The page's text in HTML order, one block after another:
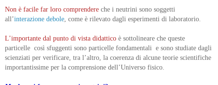
Non è facile far loro comprendere che i neutrini sono soggetti
all’interazione debole , come è rilevato dagli esperimenti di laboratorio.
L’importante dal punto di vista didattico è sottolineare che queste
particelle così sfuggenti sono particelle fondamentali e sono studiate dagli
scienziati per verificare, tra l’altro, la coerenza di alcune teorie scientifiche
importantissime per la comprensione dell’Universo fisico.